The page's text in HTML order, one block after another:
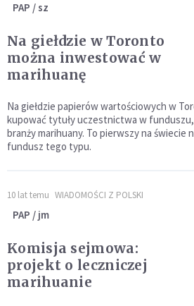
PAP / sz
Na giełdzie w Toronto
można inwestować w
marihuanę
Na giełdzie papierów wartościowych w
kupować tytuły uczestnictwa w
branży marihuany. To pierwszy na świecie
fundusz tego typu.
10 lat temu WIADOMOŚCI Z POLSKI
PAP / jm
Komisja sejmowa:
projekt o leczniczej
marihuanie